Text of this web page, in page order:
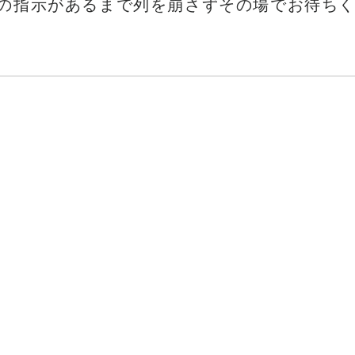
示があるまで列を崩さずその場でお待ちく